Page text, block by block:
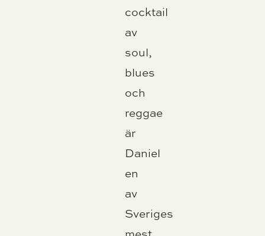
cocktail
av
soul,
blues
och
reggae
är
Daniel
en
av
Sveriges